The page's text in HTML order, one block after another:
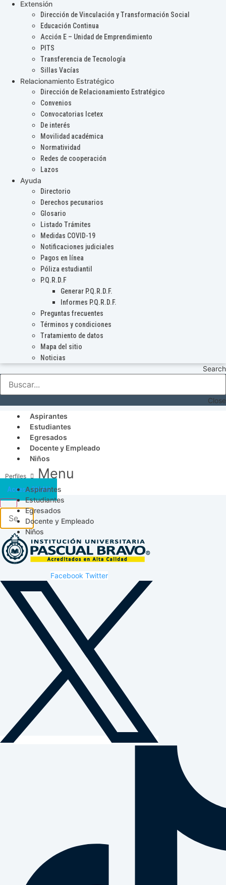
Extensión
Dirección de Vinculación y Transformación Social
Educación Continua
Acción E – Unidad de Emprendimiento
PITS
Transferencia de Tecnología
Sillas Vacías
Relacionamiento Estratégico
Dirección de Relacionamiento Estratégico
Convenios
Convocatorias Icetex
De interés
Movilidad académica
Normatividad
Redes de cooperación
Lazos
Ayuda
Directorio
Derechos pecunarios
Glosario
Listado Trámites
Medidas COVID-19
Notificaciones judiciales
Pagos en línea
Póliza estudiantil
P.Q.R.D.F
Generar P.Q.R.D.F.
Informes P.Q.R.D.F.
Preguntas frecuentes
Términos y condiciones
Tratamiento de datos
Mapa del sitio
Noticias
Search
Close
Aspirantes
Estudiantes
Egresados
Docente y Empleado
Niños
Menu
Aspirantes
Estudiantes
Egresados
Docente y Empleado
Niños
Acceso SICAU
Facebook Twitter